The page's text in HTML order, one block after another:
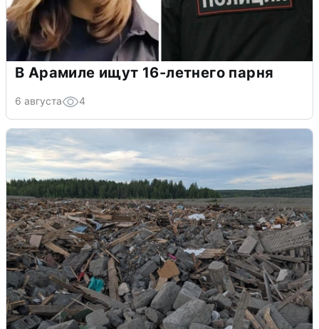
В Арамиле ищут 16-летнего парня
6 августа 4